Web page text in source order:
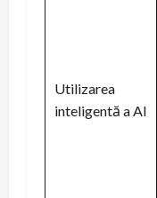
Utilizarea
inteligentă a AI